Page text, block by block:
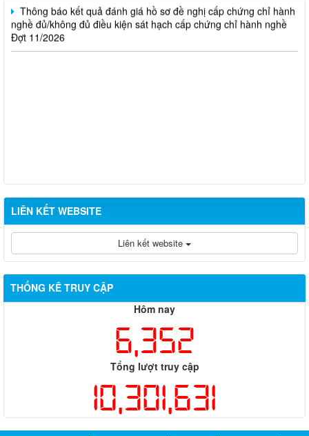
Thông báo kết quả đánh giá hồ sơ đề nghị cấp chứng chỉ hành
nghề đủ/không đủ điều kiện sát hạch cấp chứng chỉ hành nghề
Đợt 11/2026
LIÊN KẾT WEBSITE
Liên kết website
THỐNG KÊ TRUY CẬP
Hôm nay
6,352
Tổng lượt truy cập
10,301,631